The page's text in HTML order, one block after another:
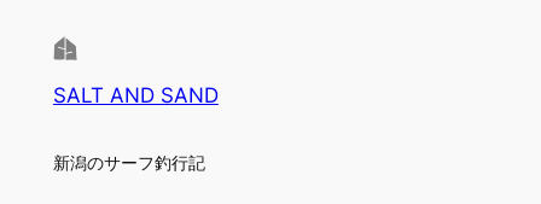
SALT AND SAND
新潟のサーフ釣行記